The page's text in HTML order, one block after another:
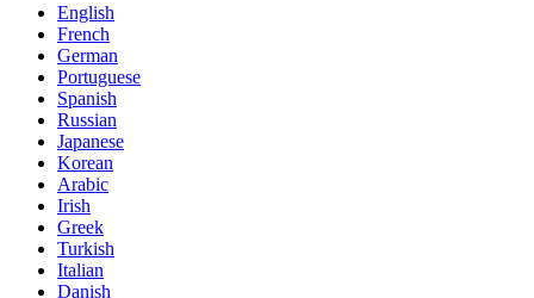
English
French
German
Portuguese
Spanish
Russian
Japanese
Korean
Arabic
Irish
Greek
Turkish
Italian
Danish